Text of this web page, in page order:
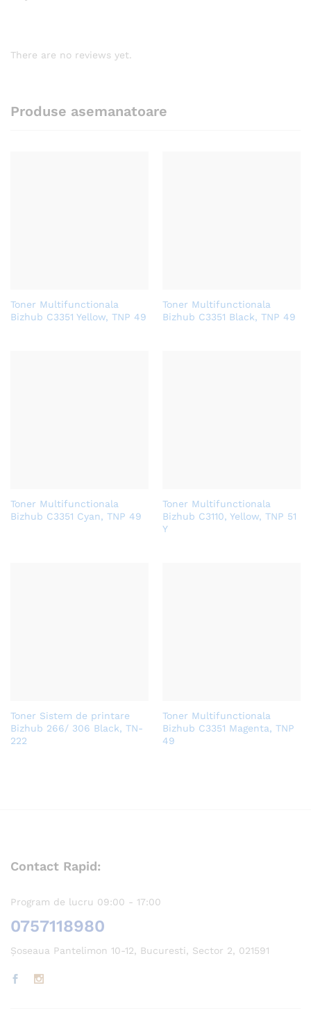
There are no reviews yet.
Produse asemanatoare
Toner Multifunctionala
Bizhub C3351 Yellow, TNP 49
Toner Multifunctionala
Bizhub C3351 Black, TNP 49
Toner Multifunctionala
Bizhub C3351 Cyan, TNP 49
Toner Multifunctionala
Bizhub C3110, Yellow, TNP 51
Y
Toner Sistem de printare
Bizhub 266/ 306 Black, TN-
222
Toner Multifunctionala
Bizhub C3351 Magenta, TNP
49
Contact Rapid:
Program de lucru 09:00 - 17:00
0757118980
Șoseaua Pantelimon 10-12, Bucuresti, Sector 2, 021591